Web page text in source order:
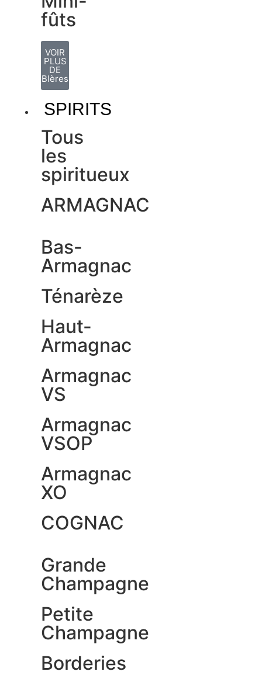
fûts
VOIR
PLUS
DE
BIères
SPIRITS
Tous
les
spiritueux
ARMAGNAC
Bas-
Armagnac
Ténarèze
Haut-
Armagnac
Armagnac
VS
Armagnac
VSOP
Armagnac
XO
COGNAC
Grande
Champagne
Petite
Champagne
Borderies